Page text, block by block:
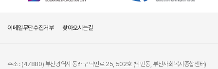
이메일무단수집거부 찾아오시는길
주소 : (47880) 부산광역시 동래구 낙민로 25, 502호 (낙민동, 부산사회복지종합센터)